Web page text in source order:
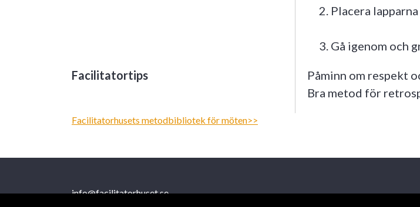
Placera
Gå igenom och
Facilitatortips
Påminn om respekt
Bra metod för
Facilitatorhusets metodbibliotek för möten>>
info@facilitatorhuset.se